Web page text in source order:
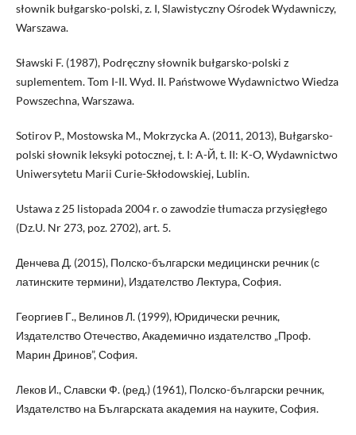
słownik bułgarsko-polski, z. I, Slawistyczny Ośrodek Wydawniczy,
Warszawa.
Sławski F. (1987), Podręczny słownik bułgarsko-polski z
suplementem. Tom I-II. Wyd. II. Państwowe Wydawnictwo Wiedza
Powszechna, Warszawa.
Sotirov P., Mostowska M., Mokrzycka A. (2011, 2013), Bułgarsko-
polski słownik leksyki potocznej, t. I: A-Й, t. II: K-O, Wydawnictwo
Uniwersytetu Marii Curie-Skłodowskiej, Lublin.
Ustawa z 25 listopada 2004 r. o zawodzie tłumacza przysięgłego
(Dz.U. Nr 273, poz. 2702), art. 5.
Денчева Д. (2015), Полско-български медицински речник (с
латинските термини), Издателство Лектура, София.
Георгиев Г., Велинов Л. (1999), Юридически речник,
Издателство Отечество, Академично издателство „Проф.
Марин Дринов”, София.
Леков И., Славски Ф. (ред.) (1961), Полско-български речник,
Издателство на Българската академия на науките, София.